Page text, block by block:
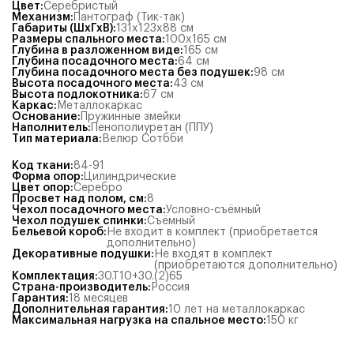
Цвет:Серебристый
Механизм: Пантограф (Тик-так)
Габариты (ШхГхВ):131x123x88 см
Размеры спального места:100x165 см
Глубина в разложенном виде:165 см
Глубина посадочного места:64 см
Глубина посадочного места без подушек:98 см
Высота посадочного места:43 см
Высота подлокотника:67 см
Каркас: Металлокаркас
Основание: Пружинные змейки
Наполнитель: Пенополиуретан (ППУ)
Тип материала: Велюр Сотбби
Код ткани:84-91
Форма опор: Цилиндрические
Цвет опор:Серебро
Просвет над полом, см:8
Чехол посадочного места:Условно-съёмный
Чехол подушек спинки:Съёмный
Бельевой короб: Не входит в комплект (приобретается
дополнительно)
Декоративные подушки: Не входят в комплект
(приобретаются дополнительно)
Комплектация:30.Т10+30.(2)65
Страна-производитель: Россия
Гарантия:18 месяцев
Дополнительная гарантия:10 лет на металлокаркас
Максимальная нагрузка на спальное место:150 кг